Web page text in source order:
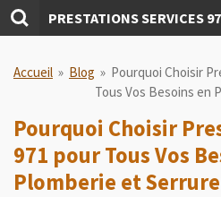
Passer
au
principal
PRESTATIONS SERVICES 971 - SOS
Accueil » Blog » Pourquoi Choisir
Tous Vos Besoins en
Pourquoi Choisir
971 pour Tous Vos
Plomberie et